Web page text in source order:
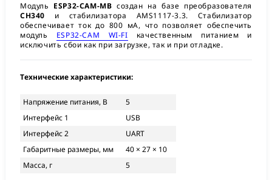
Модуль ESP32-CAM-MB создан на базе преобразователя
CH340 и стабилизатора AMS1117-3.3. Стабилизатор
обеспечивает ток до 800 мА, что позволяет обеспечить
модуль ESP32-CAM WI-FI качественным питанием и
исключить сбои как при загрузке, так и при отладке.
Технические характеристики:
Напряжение питания, В
5
Интерфейс 1
USB
Интерфейс 2
UART
Габаритные размеры, мм
40 × 27 × 10
Масса, г
5